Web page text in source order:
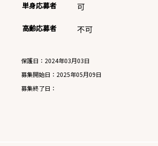
単身応募者 可
高齢応募者 不可
保護日：2024年03月03日
募集開始日： 2025年05月09日
募集終了日：